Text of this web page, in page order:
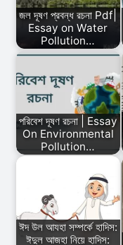
জল দূষণ প্রবন্ধ রচনা Pdf|
Essay on Water
Pollution…
পরিবেশ দূষণ রচনা | Essay
On Environmental
Pollution…
ঈদ উল আযহা সম্পর্কে হাদিস:
ঈদুল আজহা নিয়ে হাদিস: